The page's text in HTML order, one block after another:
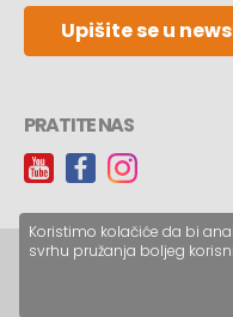
Upišite se u
PRATITE NAS
Copyright ©
Koristimo kolačiće da bi
svrhu pružanja boljeg